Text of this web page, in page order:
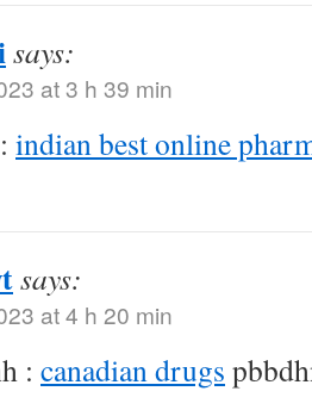
says:
at 3 h 39 min
indian best online
says:
at 4 h 20 min
: canadian drugs